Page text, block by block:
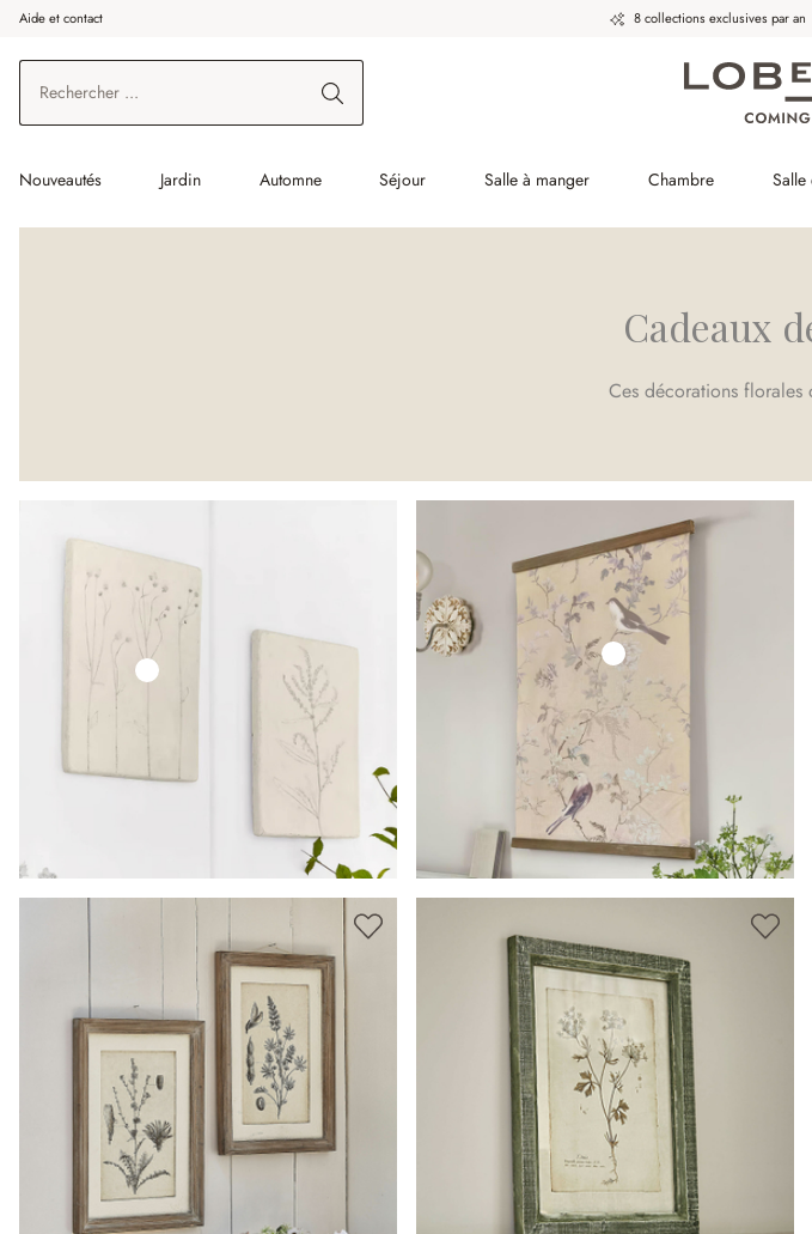
au contenu principal
Aller à la recherche
Aller à la navigation principale
Aide et contact 8 collections exclusives par an
Nouveautés Jardin Automne Séjour Salle à manger Chambre Salle
Cadeaux
Ces décorations florales